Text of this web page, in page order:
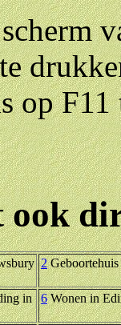
op
ook
2
in
6Wonen in